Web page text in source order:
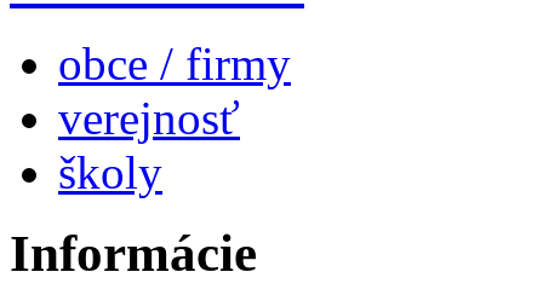
obce / firmy
verejnosť
školy
Informácie